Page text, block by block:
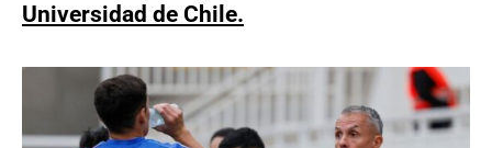
Universidad de Chile.